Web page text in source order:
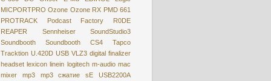
MICPORTPRO Ozone Ozone RX PMD 661
PROTRACK
Podcast Factory
R0DE
REAPER
Sennheiser
SoundStudio3
Soundbooth
Soundbooth CS4
Tapco
Tracktion U.420D USB VLZ3 digital finalizer
headset lexicon linein logitech m-audio mac
mixer
mp3 mp3 сжатие
sE USB2200A